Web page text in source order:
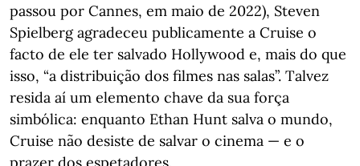
passou por Cannes, em maio de 2022), Steven
Spielberg agradeceu publicamente a Cruise o
facto de ele ter salvado Hollywood e, mais do que
isso, “a distribuição dos filmes nas salas”. Talvez
resida aí um elemento chave da sua força
simbólica: enquanto Ethan Hunt salva o mundo,
Cruise não desiste de salvar o cinema — e o